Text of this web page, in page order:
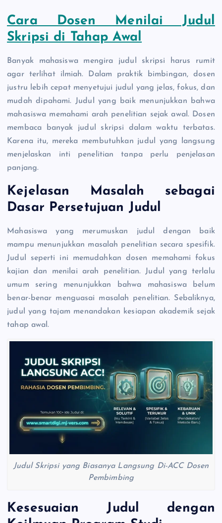
Cara Dosen Menilai Judul
Skripsi di Tahap Awal
Banyak mahasiswa mengira judul skripsi harus rumit
agar terlihat ilmiah. Dalam praktik bimbingan, dosen
justru lebih cepat menyetujui judul yang jelas, fokus, dan
mudah dipahami. Judul yang baik menunjukkan bahwa
mahasiswa memahami arah penelitian sejak awal. Dosen
membaca banyak judul skripsi dalam waktu terbatas.
Karena itu, mereka membutuhkan judul yang langsung
menjelaskan inti penelitian tanpa perlu penjelasan
panjang.
Kejelasan Masalah sebagai
Dasar Persetujuan Judul
Mahasiswa yang merumuskan judul dengan baik
mampu menunjukkan masalah penelitian secara spesifik.
Judul seperti ini memudahkan dosen memahami fokus
kajian dan menilai arah penelitian. Judul yang terlalu
umum sering menunjukkan bahwa mahasiswa belum
benar-benar menguasai masalah penelitian. Sebaliknya,
judul yang tajam menandakan kesiapan akademik sejak
tahap awal.
Judul Skripsi yang Biasanya Langsung Di-ACC Dosen
Pembimbing
Kesesuaian Judul dengan